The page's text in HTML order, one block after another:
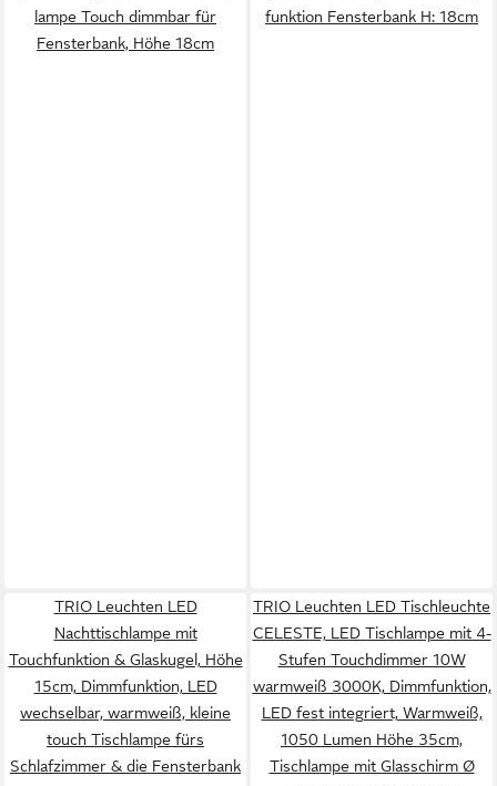
lampe Touch dimmbar für
Fensterbank, Höhe 18cm
funktion Fensterbank H: 18cm
TRIO Leuchten LED
Nachttischlampe mit
Touchfunktion & Glaskugel, Höhe
15cm, Dimmfunktion, LED
wechselbar, warmweiß, kleine
touch Tischlampe fürs
Schlafzimmer & die Fensterbank
TRIO Leuchten LED Tischleuchte
CELESTE, LED Tischlampe mit 4-
Stufen Touchdimmer 10W
warmweiß 3000K, Dimmfunktion,
LED fest integriert, Warmweiß,
1050 Lumen Höhe 35cm,
Tischlampe mit Glasschirm Ø